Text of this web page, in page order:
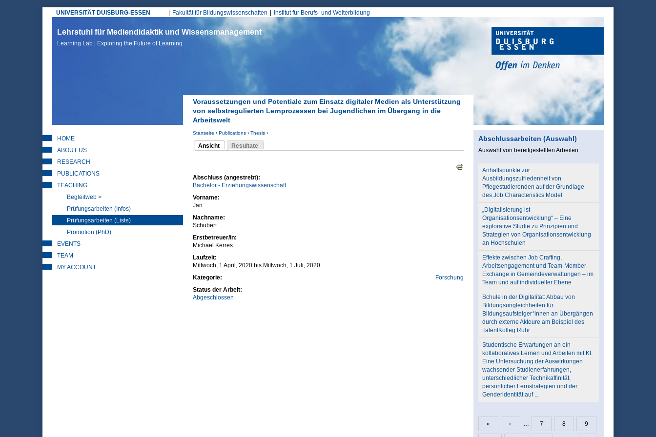
UNIVERSITÄT DUISBURG-ESSEN
Hauptmenü
Fakultät für Bildungswissenschaften Institut für Berufs- und Weiterbildung
Lehrstuhl für Mediendidaktik und Wissensmanagement
Learning Lab | Exploring the Future of Learning
Voraussetzungen und Potentiale zum Einsatz digitaler Medien als Unterstützung
von selbstregulierten Lernprozessen bei Jugendlichen im Übergang in die
Arbeitswelt
Sie sind hier
Startseite › Publications› Thesis›
Ansicht
(aktiver Reiter)
Resultate
Abschluss (angestrebt):
Bachelor - Erziehungswissenschaft
Vorname:
Jan
Nachname:
Schubert
Erstbetreuer/in:
Michael Kerres
Laufzeit:
Mittwoch, 1 April, 2020bis Mittwoch, 1 Juli, 2020
Kategorie:
Forschung
Status der Arbeit:
Abgeschlossen
HOME
ABOUT US
RESEARCH
PUBLICATIONS
TEACHING
Begleitweb >
Prüfungsarbeiten (Infos)
Prüfungsarbeiten (Liste)
Promotion (PhD)
EVENTS
TEAM
MY ACCOUNT
Abschlussarbeiten (Auswahl)
Auswahl von bereitgestellten Arbeiten
Anhaltspunkte zur
Ausbildungszufriedenheit von
Pflegestudierenden auf der Grundlage
des Job Characteristics Model
„Digitalisierung ist
Organisationsentwicklung“ – Eine
explorative Studie zu Prinzipien und
Strategien von Organisationsentwicklung
an Hochschulen
Effekte zwischen Job Crafting,
Arbeitsengagement und Team-Member-
Exchange in Gemeindeverwaltungen – im
Team und auf individueller Ebene
Schule in der Digitalität: Abbau von
Bildungsungleichheiten für
Bildungsaufsteiger*innen an Übergängen
durch externe Akteure am Beispiel des
TalentKolleg Ruhr
Studentische Erwartungen an ein
kollaboratives Lernen und Arbeiten mit KI.
Eine Untersuchung der Auswirkungen
wachsender Studienerfahrungen,
unterschiedlicher Technikaffinität,
persönlicher Lernstrategien und der
Genderidentität auf ...
Seiten
« ‹ … 7 8 9